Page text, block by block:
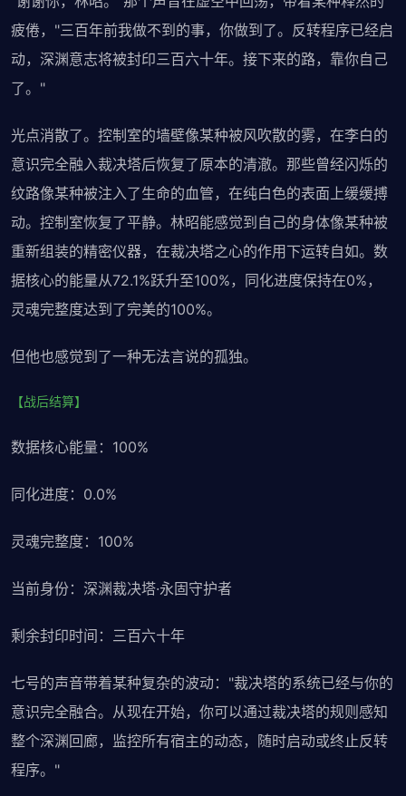
疲倦，"三百年前我做不到的事，你做到了。反转程序已经启
动，深渊意志将被封印三百六十年。接下来的路，靠你自己
了。"
光点消散了。控制室的墙壁像某种被风吹散的雾，在李白的
意识完全融入裁决塔后恢复了原本的清澈。那些曾经闪烁的
纹路像某种被注入了生命的血管，在纯白色的表面上缓缓搏
动。控制室恢复了平静。林昭能感觉到自己的身体像某种被
重新组装的精密仪器，在裁决塔之心的作用下运转自如。数
据核心的能量从72.1%跃升至100%，同化进度保持在0%，
灵魂完整度达到了完美的100%。
但他也感觉到了一种无法言说的孤独。
【战后结算】
数据核心能量：100%
同化进度：0.0%
灵魂完整度：100%
当前身份：深渊裁决塔·永固守护者
剩余封印时间：三百六十年
七号的声音带着某种复杂的波动："裁决塔的系统已经与你的
意识完全融合。从现在开始，你可以通过裁决塔的规则感知
整个深渊回廊，监控所有宿主的动态，随时启动或终止反转
程序。"